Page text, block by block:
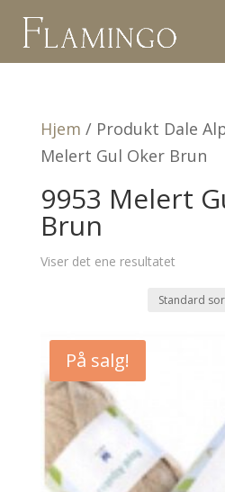
Hjem / Produkt Dale
Melert Gul Oker Brun
9953 Melert
Brun
Viser det ene resultatet
På salg!